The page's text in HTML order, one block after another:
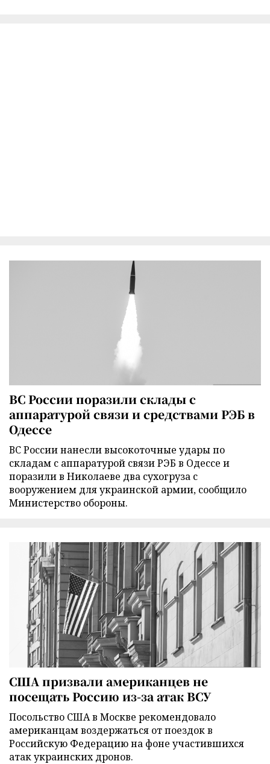
ВС России поразили склады с
аппаратурой связи и средствами РЭБ в
Одессе
ВС России нанесли высокоточные удары по
складам с аппаратурой связи РЭБ в Одессе и
поразили в Николаеве два сухогруза с
вооружением для украинской армии, сообщило
Министерство обороны.
США призвали американцев не
посещать Россию из-за атак ВСУ
Посольство США в Москве рекомендовало
американцам воздержаться от поездок в
Российскую Федерацию на фоне участившихся
атак украинских дронов.